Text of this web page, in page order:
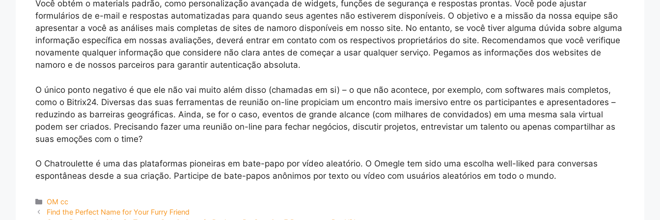
Você obtém o materials padrão, como personalização avançada de widgets, funções de segurança e respostas prontas. Você pode ajustar
formulários de e-mail e respostas automatizadas para quando seus agentes não estiverem disponíveis. O objetivo e a missão da nossa equipe são
apresentar a você as análises mais completas de sites de namoro disponíveis em nosso site. No entanto, se você tiver alguma dúvida sobre alguma
informação específica em nossas avaliações, deverá entrar em contato com os respectivos proprietários do site. Recomendamos que você verifique
novamente qualquer informação que considere não clara antes de começar a usar qualquer serviço. Pegamos as informações dos websites de
namoro e de nossos parceiros para garantir autenticação absoluta.
O único ponto negativo é que ele não vai muito além disso (chamadas em si) – o que não acontece, por exemplo, com softwares mais completos,
como o Bitrix24. Diversas das suas ferramentas de reunião on-line propiciam um encontro mais imersivo entre os participantes e apresentadores –
reduzindo as barreiras geográficas. Ainda, se for o caso, eventos de grande alcance (com milhares de convidados) em uma mesma sala virtual
podem ser criados. Precisando fazer uma reunião on-line para fechar negócios, discutir projetos, entrevistar um talento ou apenas compartilhar as
suas emoções com o time?
O Chatroulette é uma das plataformas pioneiras em bate-papo por vídeo aleatório. O Omegle tem sido uma escolha well-liked para conversas
espontâneas desde a sua criação. Participe de bate-papos anônimos por texto ou vídeo com usuários aleatórios em todo o mundo.
Categories
OM cc
Find the Perfect Name for Your Furry Friend